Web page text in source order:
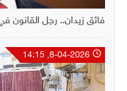
فائق زيدان.. رجل القانون